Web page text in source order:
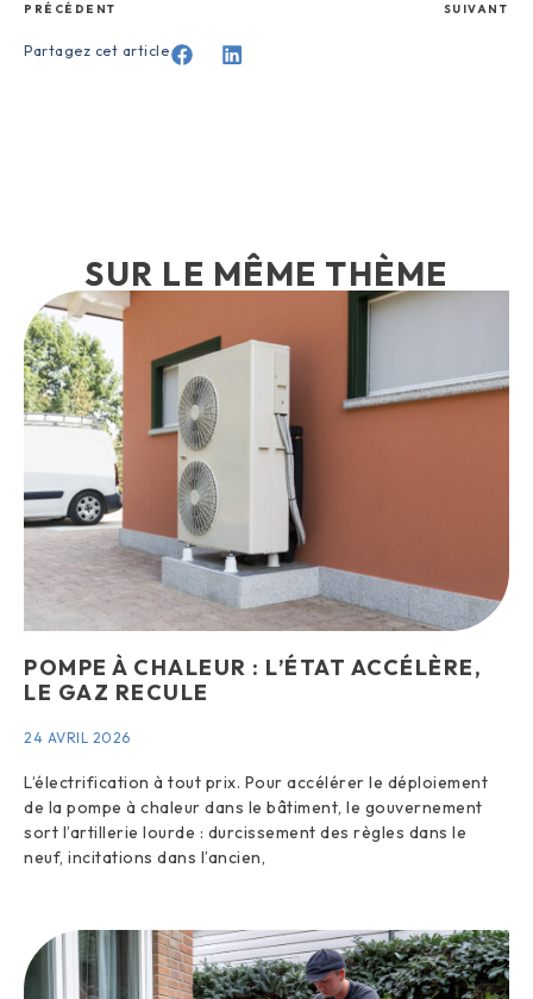
PRÉCÉDENT SUIVANT
Partagez cet article
SUR LE MÊME THÈME
POMPE À CHALEUR : L’ÉTAT ACCÉLÈRE,
LE GAZ RECULE
24 AVRIL 2026
L’électrification à tout prix. Pour accélérer le déploiement
de la pompe à chaleur dans le bâtiment, le gouvernement
sort l’artillerie lourde : durcissement des règles dans le
neuf, incitations dans l’ancien,